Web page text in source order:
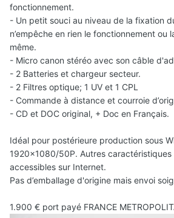
fonctionnement.
- Un petit souci au niveau de la fixation
n’empêche en rien le fonctionnement ou
même.
- Micro canon stéréo avec son câble
- 2 Batteries et chargeur secteur.
- 2 Filtres optique; 1 UV et 1 CPL
- Commande à distance et courroie
- CD et DOC original, + Doc en Français.
Idéal pour postérieure production sous
1920x1080/50P. Autres caractéristiques
accessibles sur Internet.
Pas d’emballage d'origine mais envoi
1.900 € port payé FRANCE